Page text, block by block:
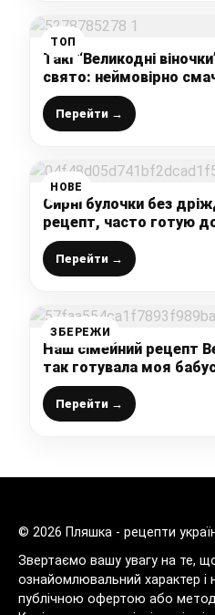
ТОП
Такі “Великодні
свято: неймовірно
легкі в приготуванні
Перейти →
НОВЕ
Сирні булочки без
рецепт, часто готую
перекус
Перейти →
ЗБЕРЕЖИ
Наш сімейний рецепт
так готувала моя
тепер так готую я,
Перейти →
© 2026 Пляшка - рецепти
Звертаємо вашу увагу на те,
ознайомлювальний характер і
публічною офертою або